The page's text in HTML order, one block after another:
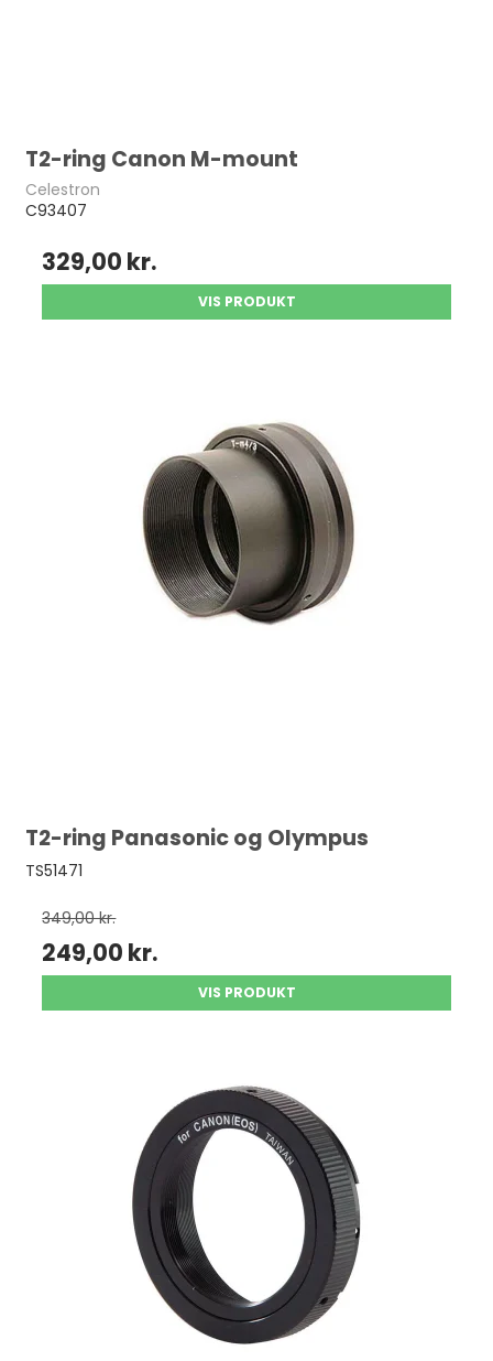
T2-ring Canon M-mount
Celestron
C93407
329,00 kr.
VIS PRODUKT
T2-ring Panasonic og Olympus
TS51471
349,00 kr.
249,00 kr.
VIS PRODUKT